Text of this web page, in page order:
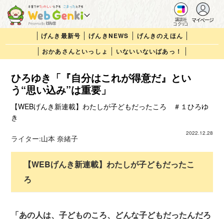
講談社
コクリコ
マイページ
げんき最新号 げんきNEWS
げんきのえほん
おかあさんといっしょ
いないいないばあっ！
ひろゆき「『自分はこれが得意だ』とい
う“思い込み”は重要」
【WEBげんき新連載】わたしが子どもだったころ ＃１ひろゆ
き
2022.12.28
ライター:山本 奈緒子
【WEBげんき新連載】わたしが子どもだったこ
ろ
「あの人は、子どものころ、どんな子どもだったんだろ